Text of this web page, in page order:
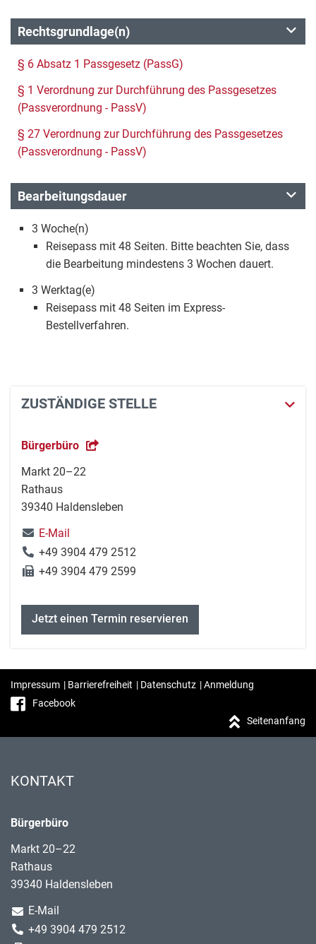
Rechtsgrundlage(n)
§ 6 Absatz 1 Passgesetz (PassG)
§ 1 Verordnung zur Durchführung des Passgesetzes
(Passverordnung - PassV)
§ 27 Verordnung zur Durchführung des Passgesetzes
(Passverordnung - PassV)
Bearbeitungsdauer
3 Woche(n)
Reisepass mit 48 Seiten. Bitte beachten Sie, dass
die Bearbeitung mindestens 3 Wochen dauert.
3 Werktag(e)
Reisepass mit 48 Seiten im Express-
Bestellverfahren.
ZUSTÄNDIGE STELLE
Bürgerbüro
Markt 20–22
Rathaus
39340 Haldensleben
E-Mail
+49 3904 479 2512
+49 3904 479 2599
Jetzt einen Termin reservieren
Impressum | Barrierefreiheit | Datenschutz |Anmeldung
Facebook
Seitenanfang
KONTAKT
Bürgerbüro
Markt 20–22
Rathaus
39340 Haldensleben
E-Mail
+49 3904 479 2512